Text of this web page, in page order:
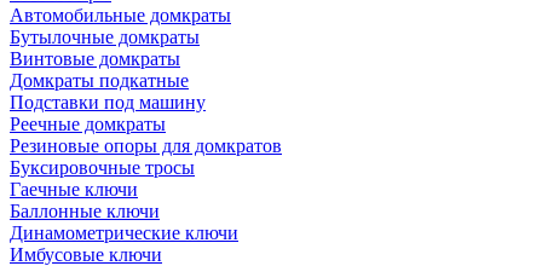
Автомобильные домкраты
Бутылочные домкраты
Винтовые домкраты
Домкраты подкатные
Подставки под машину
Реечные домкраты
Резиновые опоры для домкратов
Буксировочные тросы
Гаечные ключи
Баллонные ключи
Динамометрические ключи
Имбусовые ключи